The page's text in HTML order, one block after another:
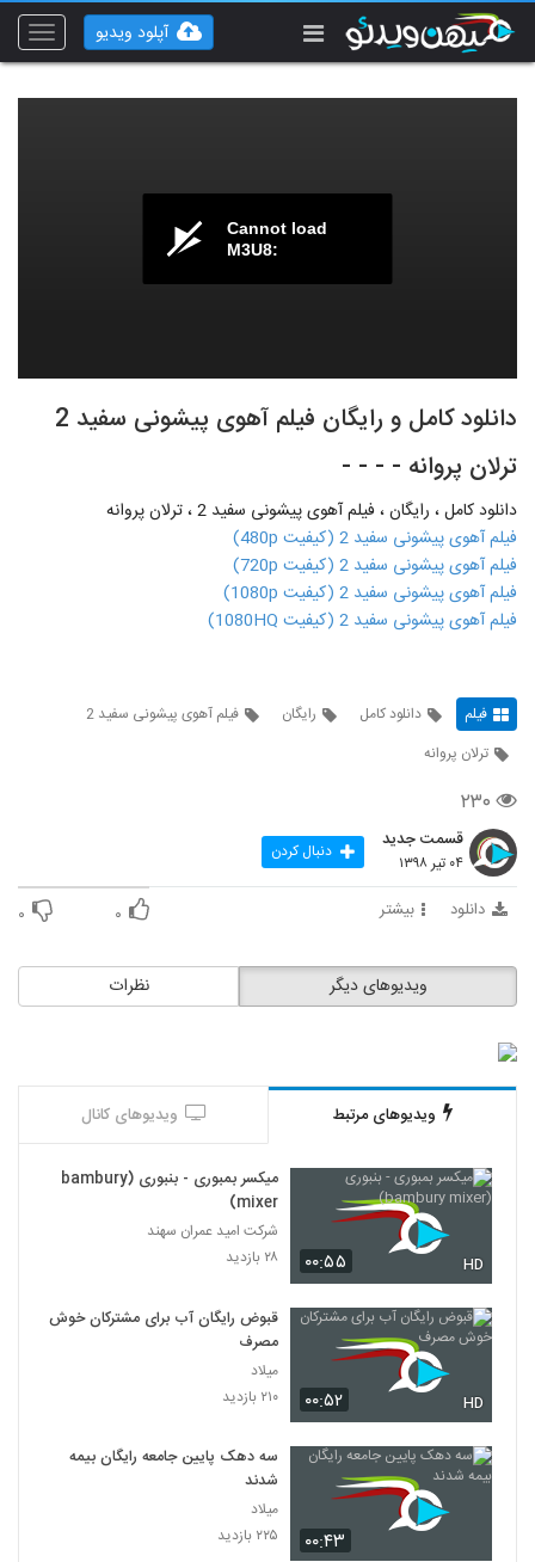
Toggle
آپلود ویدیو
Cannot load
M3U8:
دانلود کامل و رایگان فیلم آهوی پیشونی سفید 2
ترلان پروانه - - - -
دانلود کامل ، رایگان ، فیلم آهوی پیشونی سفید 2 ، ترلان پروانه
فیلم آهوی پیشونی سفید 2 (کیفیت 480p)
فیلم آهوی پیشونی سفید 2 (کیفیت 720p)
فیلم آهوی پیشونی سفید 2 (کیفیت 1080p)
فیلم آهوی پیشونی سفید 2 (کیفیت 1080HQ)
فیلم دانلود کامل رایگان
فیلم آهوی پیشونی سفید 2
ترلان پروانه
۲۳۰
قسمت جدید
۰۴ تیر ۱۳۹۸ دنبال کردن
دانلود بیشتر ۰ ۰
نظرات ویدیوهای دیگر
ویدیوهای مرتبط ویدیوهای کانال
۰۰:۵۵ HD
میکسر بمبوری - بنبوری (bambury
mixer)
شرکت امید عمران سهند
۲۸ بازدید
۰۰:۵۲ HD
قبوض رایگان آب برای مشترکان خوش
مصرف
میلاد
۲۱۰ بازدید
۰۰:۴۳
سه دهک پایین جامعه‌ رایگان بیمه
شدند
میلاد
۲۲۵ بازدید